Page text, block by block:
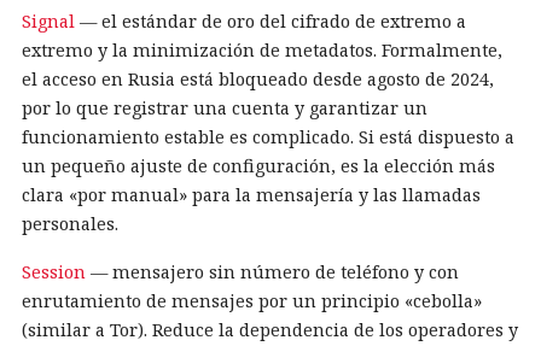
Signal — el estándar de oro del cifrado de extremo a
extremo y la minimización de metadatos. Formalmente,
el acceso en Rusia está bloqueado desde agosto de 2024,
por lo que registrar una cuenta y garantizar un
funcionamiento estable es complicado. Si está dispuesto a
un pequeño ajuste de configuración, es la elección más
clara «por manual» para la mensajería y las llamadas
personales.
Session — mensajero sin número de teléfono y con
enrutamiento de mensajes por un principio «cebolla»
(similar a Tor). Reduce la dependencia de los operadores y